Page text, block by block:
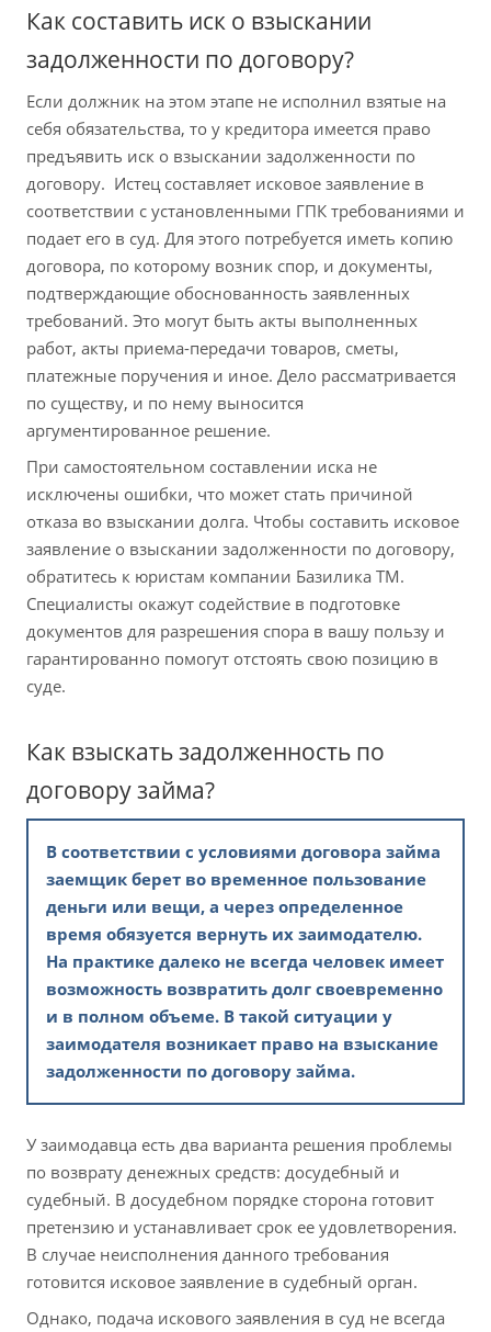
Как составить иск о взыскании
задолженности по договору?
Если должник на этом этапе не исполнил взятые на
себя обязательства, то у кредитора имеется право
предъявить иск о взыскании задолженности по
договору. Истец составляет исковое заявление в
соответствии с установленными ГПК требованиями и
подает его в суд. Для этого потребуется иметь копию
договора, по которому возник спор, и документы,
подтверждающие обоснованность заявленных
требований. Это могут быть акты выполненных
работ, акты приема-передачи товаров, сметы,
платежные поручения и иное. Дело рассматривается
по существу, и по нему выносится
аргументированное решение.
При самостоятельном составлении иска не
исключены ошибки, что может стать причиной
отказа во взыскании долга. Чтобы составить исковое
заявление о взыскании задолженности по договору,
обратитесь к юристам компании Базилика ТМ.
Специалисты окажут содействие в подготовке
документов для разрешения спора в вашу пользу и
гарантированно помогут отстоять свою позицию в
суде.
Как взыскать задолженность по
договору займа?
В соответствии с условиями договора займа
заемщик берет во временное пользование
деньги или вещи, а через определенное
время обязуется вернуть их заимодателю.
На практике далеко не всегда человек имеет
возможность возвратить долг своевременно
и в полном объеме. В такой ситуации у
заимодателя возникает право на взыскание
задолженности по договору займа.
У заимодавца есть два варианта решения проблемы
по возврату денежных средств: досудебный и
судебный. В досудебном порядке сторона готовит
претензию и устанавливает срок ее удовлетворения.
В случае неисполнения данного требования
готовится исковое заявление в судебный орган.
Однако, подача искового заявления в суд не всегда